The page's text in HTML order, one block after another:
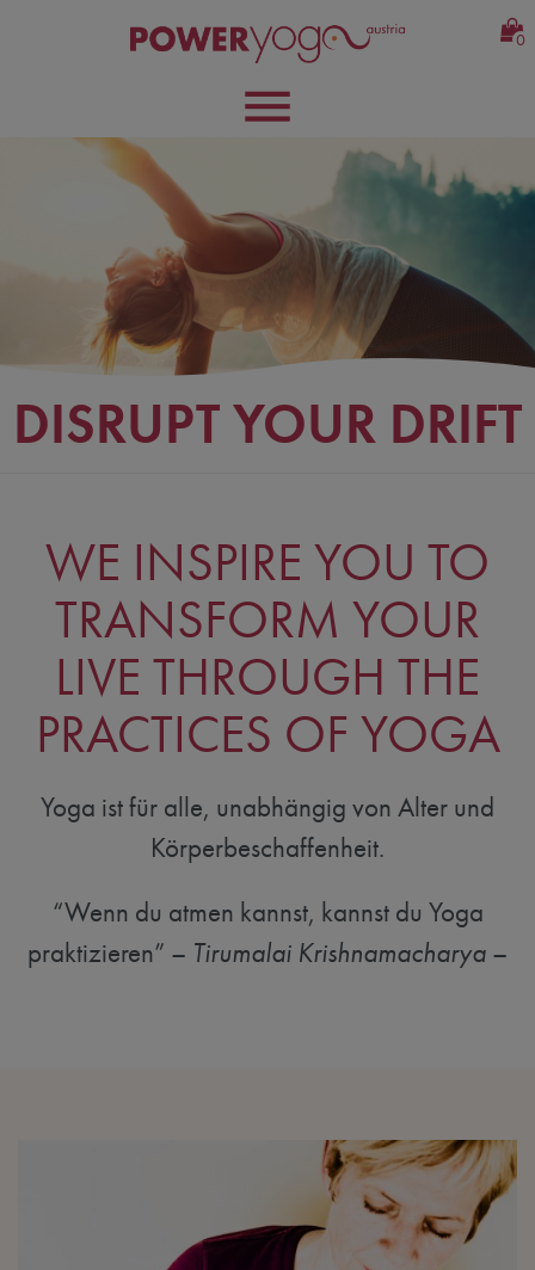
0
DISRUPT YOUR DRIFT
WE INSPIRE YOU TO
TRANSFORM YOUR
LIVE THROUGH THE
PRACTICES OF YOGA
Yoga ist für alle, unabhängig von Alter und
Körperbeschaffenheit.
“Wenn du atmen kannst, kannst du Yoga
praktizieren” – Tirumalai Krishnamacharya –